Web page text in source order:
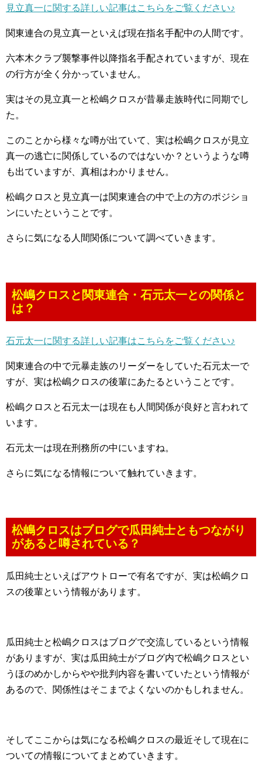
見立真一に関する詳しい記事はこちらをご覧ください♪
関東連合の見立真一といえば現在指名手配中の人間です。
六本木クラブ襲撃事件以降指名手配されていますが、現在
の行方が全く分かっていません。
実はその見立真一と松嶋クロスが昔暴走族時代に同期でし
た。
このことから様々な噂が出ていて、実は松嶋クロスが見立
真一の逃亡に関係しているのではないか？というような噂
も出ていますが、真相はわかりません。
松嶋クロスと見立真一は関東連合の中で上の方のポジショ
ンにいたということです。
さらに気になる人間関係について調べていきます。
松嶋クロスと関東連合・石元太一との関係と
は？
石元太一に関する詳しい記事はこちらをご覧ください♪
関東連合の中で元暴走族のリーダーをしていた石元太一で
すが、実は松嶋クロスの後輩にあたるということです。
松嶋クロスと石元太一は現在も人間関係が良好と言われて
います。
石元太一は現在刑務所の中にいますね。
さらに気になる情報について触れていきます。
松嶋クロスはブログで瓜田純士ともつながり
があると噂されている？
瓜田純士といえばアウトローで有名ですが、実は松嶋クロ
スの後輩という情報があります。
瓜田純士と松嶋クロスはブログで交流しているという情報
がありますが、実は瓜田純士がブログ内で松嶋クロスとい
うほのめかしからやや批判内容を書いていたという情報が
あるので、関係性はそこまでよくないのかもしれません。
そしてここからは気になる松嶋クロスの最近そして現在に
ついての情報についてまとめていきます。